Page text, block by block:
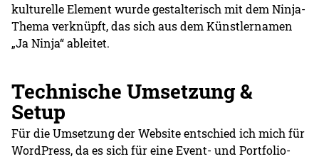
kulturelle Element wurde gestalterisch mit dem Ninja-
Thema verknüpft, das sich aus dem Künstlernamen
„Ja Ninja“ ableitet.
Technische Umsetzung &
Setup
Für die Umsetzung der Website entschied ich mich für
WordPress, da es sich für eine Event- und Portfolio-